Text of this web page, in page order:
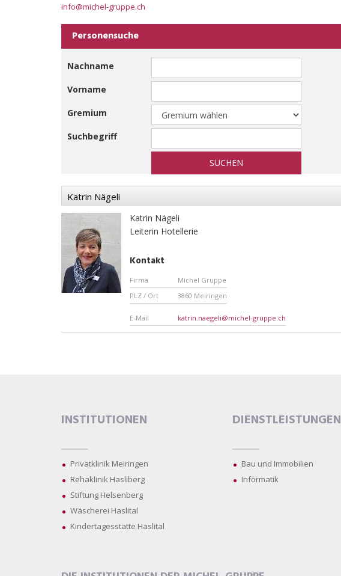
info@michel-gruppe.ch
Personensuche
Nachname
Vorname
Gremium
Suchbegriff
SUCHEN
Katrin Nägeli
Katrin Nägeli
Leiterin Hotellerie
Kontakt
Firma
Michel Gruppe
PLZ / Ort
3860 Meiringen
E-Mail katrin.naegeli@michel-gruppe.ch
INSTITUTIONEN
Privatklinik Meiringen
Rehaklinik Hasliberg
Stiftung Helsenberg
Wäscherei Haslital
Kindertagesstätte Haslital
DIENSTLEISTUNGEN
Bau und Immobilien
Informatik